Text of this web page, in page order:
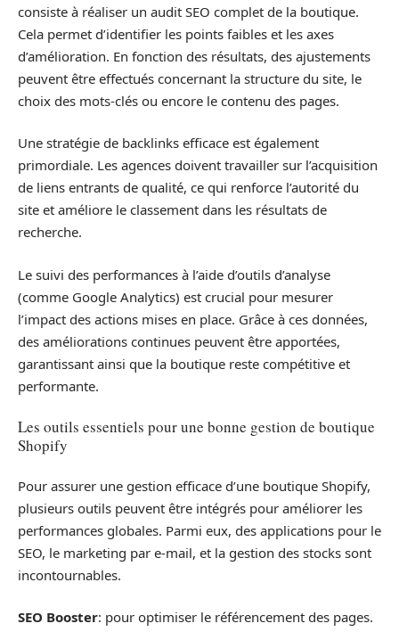
consiste à réaliser un audit SEO complet de la boutique.
Cela permet d’identifier les points faibles et les axes
d’amélioration. En fonction des résultats, des ajustements
peuvent être effectués concernant la structure du site, le
choix des mots-clés ou encore le contenu des pages.
Une stratégie de backlinks efficace est également
primordiale. Les agences doivent travailler sur l’acquisition
de liens entrants de qualité, ce qui renforce l’autorité du
site et améliore le classement dans les résultats de
recherche.
Le suivi des performances à l’aide d’outils d’analyse
(comme Google Analytics) est crucial pour mesurer
l’impact des actions mises en place. Grâce à ces données,
des améliorations continues peuvent être apportées,
garantissant ainsi que la boutique reste compétitive et
performante.
Les outils essentiels pour une bonne gestion de boutique
Shopify
Pour assurer une gestion efficace d’une boutique Shopify,
plusieurs outils peuvent être intégrés pour améliorer les
performances globales. Parmi eux, des applications pour le
SEO, le marketing par e-mail, et la gestion des stocks sont
incontournables.
SEO Booster: pour optimiser le référencement des pages.